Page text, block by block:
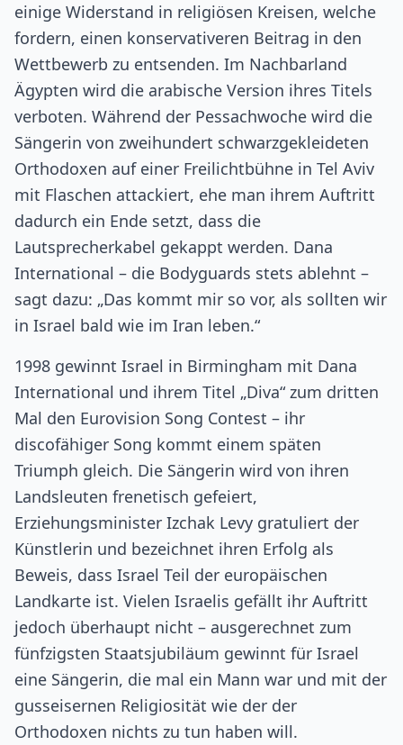
einige Widerstand in religiösen Kreisen, welche
fordern, einen konservativeren Beitrag in den
Wettbewerb zu entsenden. Im Nachbarland
Ägypten wird die arabische Version ihres Titels
verboten. Während der Pessachwoche wird die
Sängerin von zweihundert schwarzgekleideten
Orthodoxen auf einer Freilichtbühne in Tel Aviv
mit Flaschen attackiert, ehe man ihrem Auftritt
dadurch ein Ende setzt, dass die
Lautsprecherkabel gekappt werden. Dana
International – die Bodyguards stets ablehnt –
sagt dazu: „Das kommt mir so vor, als sollten wir
in Israel bald wie im Iran leben.“
1998 gewinnt Israel in Birmingham mit Dana
International und ihrem Titel „Diva“ zum dritten
Mal den Eurovision Song Contest – ihr
discofähiger Song kommt einem späten
Triumph gleich. Die Sängerin wird von ihren
Landsleuten frenetisch gefeiert,
Erziehungsminister Izchak Levy gratuliert der
Künstlerin und bezeichnet ihren Erfolg als
Beweis, dass Israel Teil der europäischen
Landkarte ist. Vielen Israelis gefällt ihr Auftritt
jedoch überhaupt nicht – ausgerechnet zum
fünfzigsten Staatsjubiläum gewinnt für Israel
eine Sängerin, die mal ein Mann war und mit der
gusseisernen Religiosität wie der der
Orthodoxen nichts zu tun haben will.